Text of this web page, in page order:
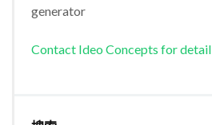
generator
Contact Ideo Concepts for detail